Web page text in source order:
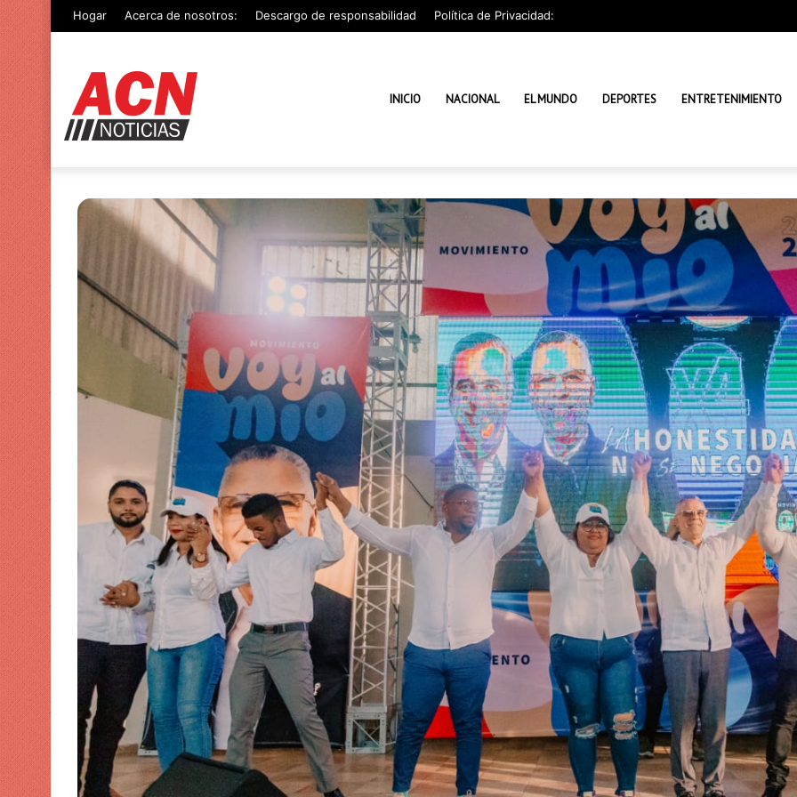
Hogar Acerca de nosotros: Descargo de responsabilidad Política de Privacidad:
INICIO NACIONAL EL MUNDO DEPORTES ENTRETENIMIENTO